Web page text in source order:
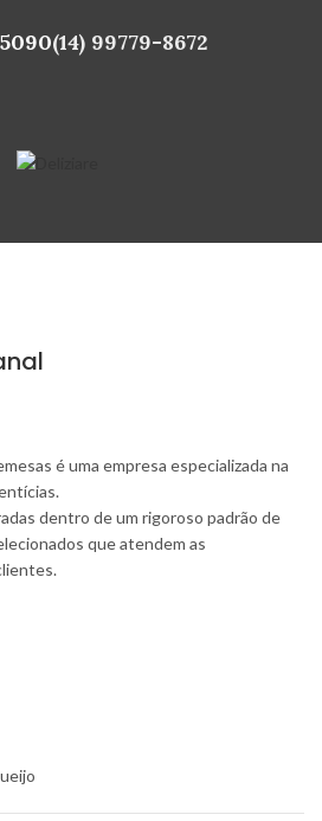
(14) 99779-8672
é uma empresa especializada na
dentro de um rigoroso padrão de
que atendem as